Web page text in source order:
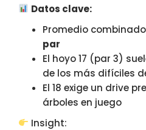
Datos clave:
Promedio
par
El hoyo 17 (par 3)
de los más difíciles
El 18 exige un drive
árboles en juego
Insight: